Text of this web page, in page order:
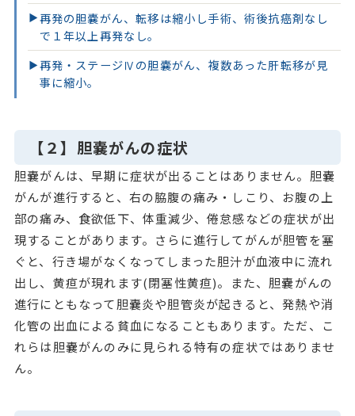
▶再発の胆嚢がん、転移は縮小し手術、術後抗癌剤なし
で１年以上再発なし。
▶再発・ステージⅣの胆嚢がん、複数あった肝転移が見
事に縮小。
【２】胆嚢がんの症状
胆嚢がんは、早期に症状が出ることはありません。胆嚢
がんが進行すると、右の脇腹の痛み・しこり、お腹の上
部の痛み、食欲低下、体重減少、倦怠感などの症状が出
現することがあります。さらに進行してがんが胆管を塞
ぐと、行き場がなくなってしまった胆汁が血液中に流れ
出し、黄疸が現れます(閉塞性黄疸)。また、胆嚢がんの
進行にともなって胆嚢炎や胆管炎が起きると、発熱や消
化管の出血による貧血になることもあります。ただ、こ
れらは胆嚢がんのみに見られる特有の症状ではありませ
ん。